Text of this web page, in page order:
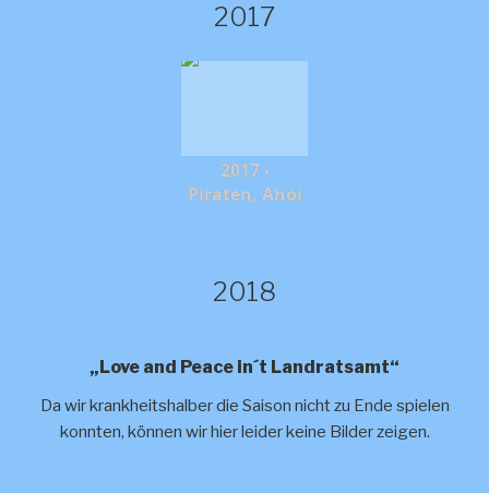
2017
2017 -
Piraten, Ahoi
2018
„Love and Peace in´t Landratsamt“
Da wir krankheitshalber die Saison nicht zu Ende spielen
konnten, können wir hier leider keine Bilder zeigen.